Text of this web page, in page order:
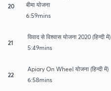
20
बीमा योजना
6:59mins
21
विवाद से विश्वास योजना 2020 (हिन्दी में)
5:49mins
22
Apiary On Wheel योजना (हिन्दी में)
6:58mins